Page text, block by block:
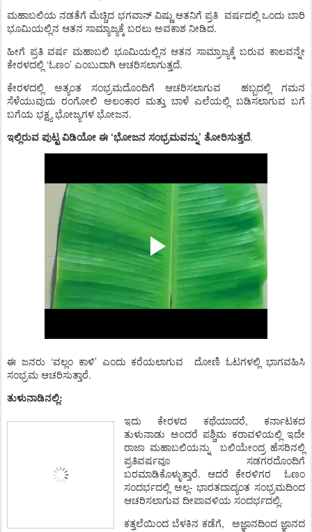
ಮಹಾಬಲಿಯ ನಡತೆಗೆ ಮೆಚ್ಚಿದ ಭಗವಾನ್ ವಿಷ್ಣು ಆತನಿಗೆ ಪ್ರತಿ ವರ್ಷದಲ್ಲಿ ಒಂದು ಬಾರಿ
ಭೂಮಿಯಲ್ಲಿನ ಆತನ ಸಾಮ್ಯಾಜ್ಯಕ್ಕೆ ಬರಲು ಅವಕಾಶ ನೀಡಿದ.
ಹೀಗೆ ಪ್ರತಿ ವರ್ಷ ಮಹಾಬಲಿ ಭೂಮಿಯಲ್ಲಿನ ಆತನ ಸಾಮ್ರಾಜ್ಯಕ್ಕೆ ಬರುವ ಕಾಲವನ್ನೇ
ಕೇರಳದಲ್ಲಿ ‘ಓಣಂ’ ಎಂಬುದಾಗಿ ಆಚರಿಸಲಾಗುತ್ತದೆ.
ಕೇರಳದಲ್ಲಿ ಅತ್ಯಂತ ಸಂಭ್ರಮದೊಂದಿಗೆ ಆಚರಿಸಲಾಗುವ
ಹಬ್ಬದಲ್ಲಿ ಗಮನ
ಸೆಳೆಯುವುದು ರಂಗೋಲಿ ಅಲಂಕಾರ ಮತ್ತು ಬಾಳೆ ಎಲೆಯಲ್ಲಿ ಬಡಿಸಲಾಗುವ ಬಗೆ
ಬಗೆಯ ಭಕ್ಷ್ಯ ಭೋಜ್ಯಗಳ ಭೋಜನ.
ಇಲ್ಲಿರುವ ಪುಟ್ಟ ವಿಡಿಯೋ ಈ ‘ಭೋಜನ ಸಂಭ್ರಮವನ್ನು’ ತೋರಿಸುತ್ತದೆ.
ಈ ಜನರು ‘ವಲ್ಲಂ ಕಾಳಿ’ ಎಂದು ಕರೆಯಲಾಗುವ ದೋಣಿ ಓಟಗಳಲ್ಲಿ ಭಾಗವಹಿಸಿ
ಸಂಭ್ರಮ ಆಚರಿಸುತ್ತಾರೆ.
ತುಳುನಾಡಿನಲ್ಲಿ:
ಇದು ಕೇರಳದ ಕಥೆಯಾದರೆ, ಕರ್ನಾಟಕದ
ತುಳುನಾಡು ಅಂದರೆ ಪಶ್ಚಿಮ ಕರಾವಳಿಯಲ್ಲಿ ಇದೇ
ರಾಜಾ ಮಹಾಬಲಿಯನ್ನು
ಬಲಿಯೇಂದ್ರ ಹೆಸರಿನಲ್ಲಿ
ಪ್ರತಿವರ್ಷವೂ ಸಡಗರದೊಂದಿಗೆ
ಬರಮಾಡಿಕೊಳ್ಳುತ್ತಾರೆ. ಆದರೆ ಕೇರಳಿಗರ
ಓಣಂ
ಸಂದರ್ಭದಲ್ಲಿ ಅಲ್ಲ- ಭಾರತದಾದ್ಯಂತ ಸಂಭ್ರಮದಿಂದ
ಆಚರಿಸಲಾಗುವ ದೀಪಾವಳಿಯ ಸಂದರ್ಭದಲ್ಲಿ.
ಕತ್ತಲೆಯಿಂದ ಬೆಳಕಿನ ಕಡೆಗೆ, ಅಜ್ಞಾನದಿಂದ ಜ್ಞಾನದ